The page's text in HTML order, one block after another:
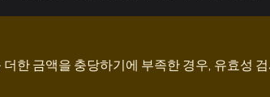
한 금액을 충당하기에 부족한 경우, 유효성